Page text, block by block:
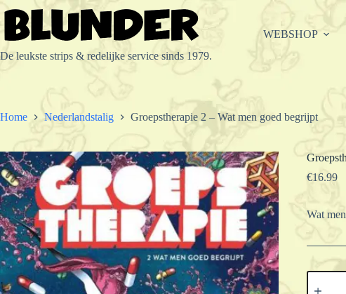
Ga
naar
inhoud
De leukste strips & redelijke service sinds 1979.
WEBSHOP
Home Nederlandstalig Groepstherapie 2 – Wat men goed begrijpt
€16.99
Wat